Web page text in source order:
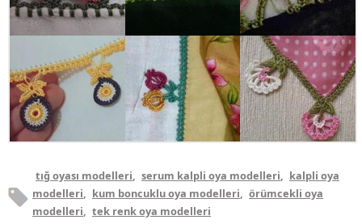
tığ oyası modelleri, serum kalpli oya modelleri, kalpli oya
modelleri, kum boncuklu oya modelleri, örümcekli oya
modelleri, tek renk oya modelleri